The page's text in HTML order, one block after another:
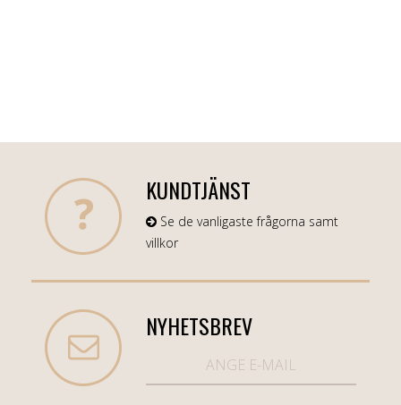
KUNDTJÄNST
Se de vanligaste frågorna samt
villkor
NYHETSBREV